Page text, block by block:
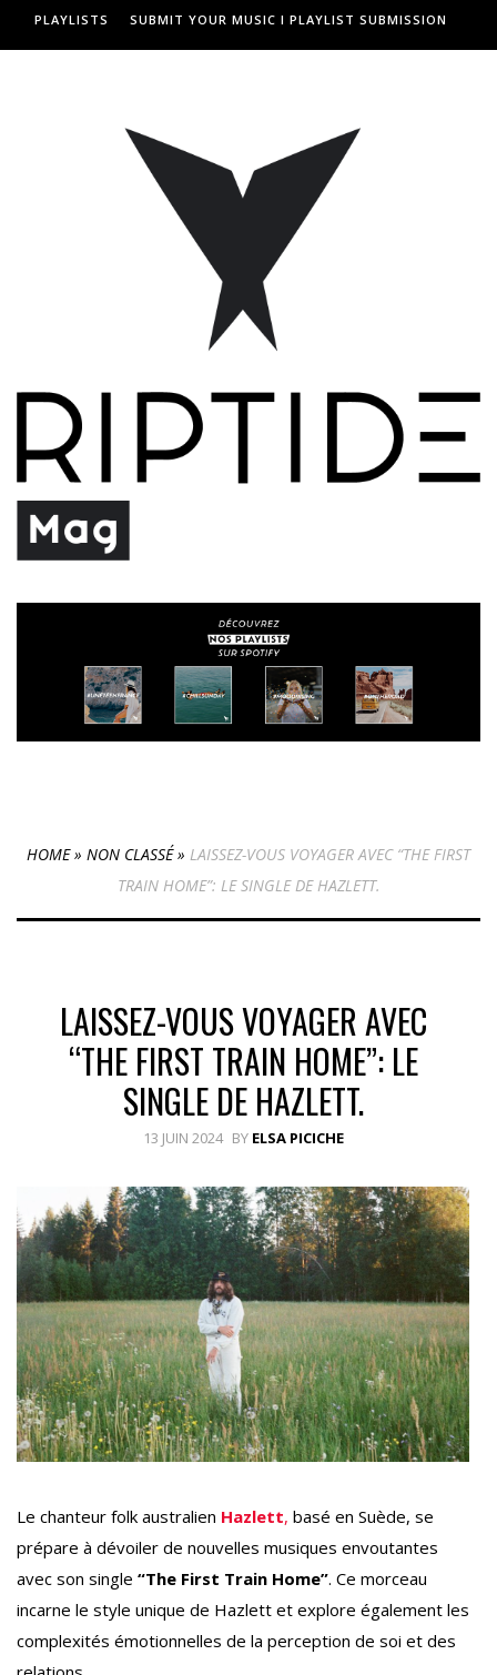
PLAYLISTS SUBMIT YOUR MUSIC I PLAYLIST SUBMISSION
HOME» NON CLASSÉ» LAISSEZ-VOUS VOYAGER AVEC “THE FIRST
TRAIN HOME”: LE SINGLE DE HAZLETT.
LAISSEZ-VOUS VOYAGER AVEC
“THE FIRST TRAIN HOME”: LE
SINGLE DE HAZLETT.
13 JUIN 2024 BY ELSA PICICHE
Le chanteur folk australien Hazlett, basé en Suède, se
prépare à dévoiler de nouvelles musiques envoutantes
avec son single “The First Train Home”. Ce morceau
incarne le style unique de Hazlett et explore également les
complexités émotionnelles de la perception de soi et des